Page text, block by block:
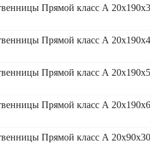
Прямой класс А
Прямой класс А
Прямой класс А
Прямой класс А
Прямой класс А